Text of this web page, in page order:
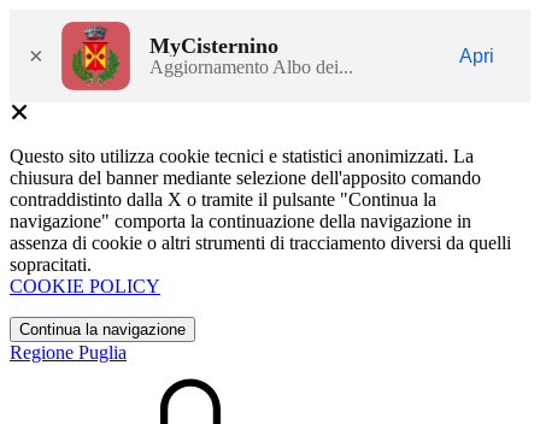
× MyCisternino
Aggiornamento Albo dei...
Apri
Questo sito utilizza cookie tecnici e statistici anonimizzati. La
chiusura del banner mediante selezione dell'apposito comando
contraddistinto dalla X o tramite il pulsante "Continua la
navigazione" comporta la continuazione della navigazione in
assenza di cookie o altri strumenti di tracciamento diversi da quelli
sopracitati.
COOKIE POLICY
Continua la navigazione
Regione Puglia